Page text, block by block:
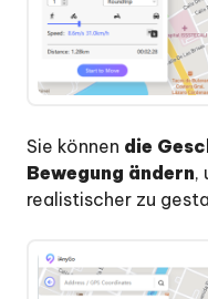
Sie können die
Bewegung ändern,
realistischer zu